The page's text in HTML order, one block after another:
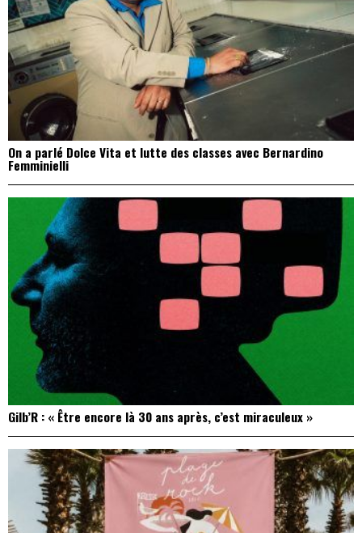
On a parlé Dolce Vita et lutte des classes avec Bernardino
Femminielli
Gilb’R : « Être encore là 30 ans après, c’est miraculeux »